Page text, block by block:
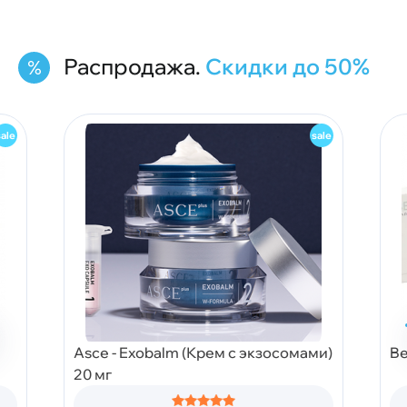
Распродажа. Скидки до 50%
Asce - Exobalm (Крем с экзосомами)
20 мг